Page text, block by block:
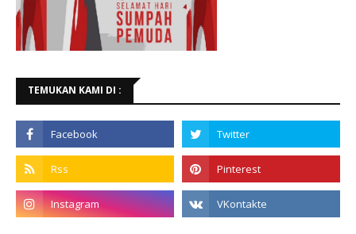
TEMUKAN KAMI DI :